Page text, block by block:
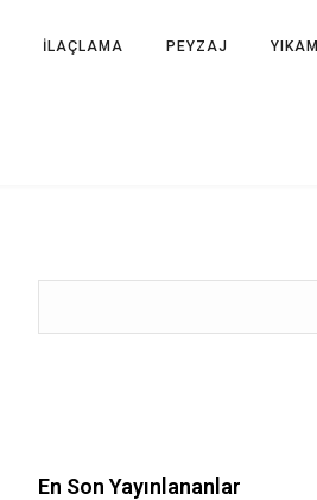
İLAÇLAMA PEYZAJ
En Son Yayınlananlar